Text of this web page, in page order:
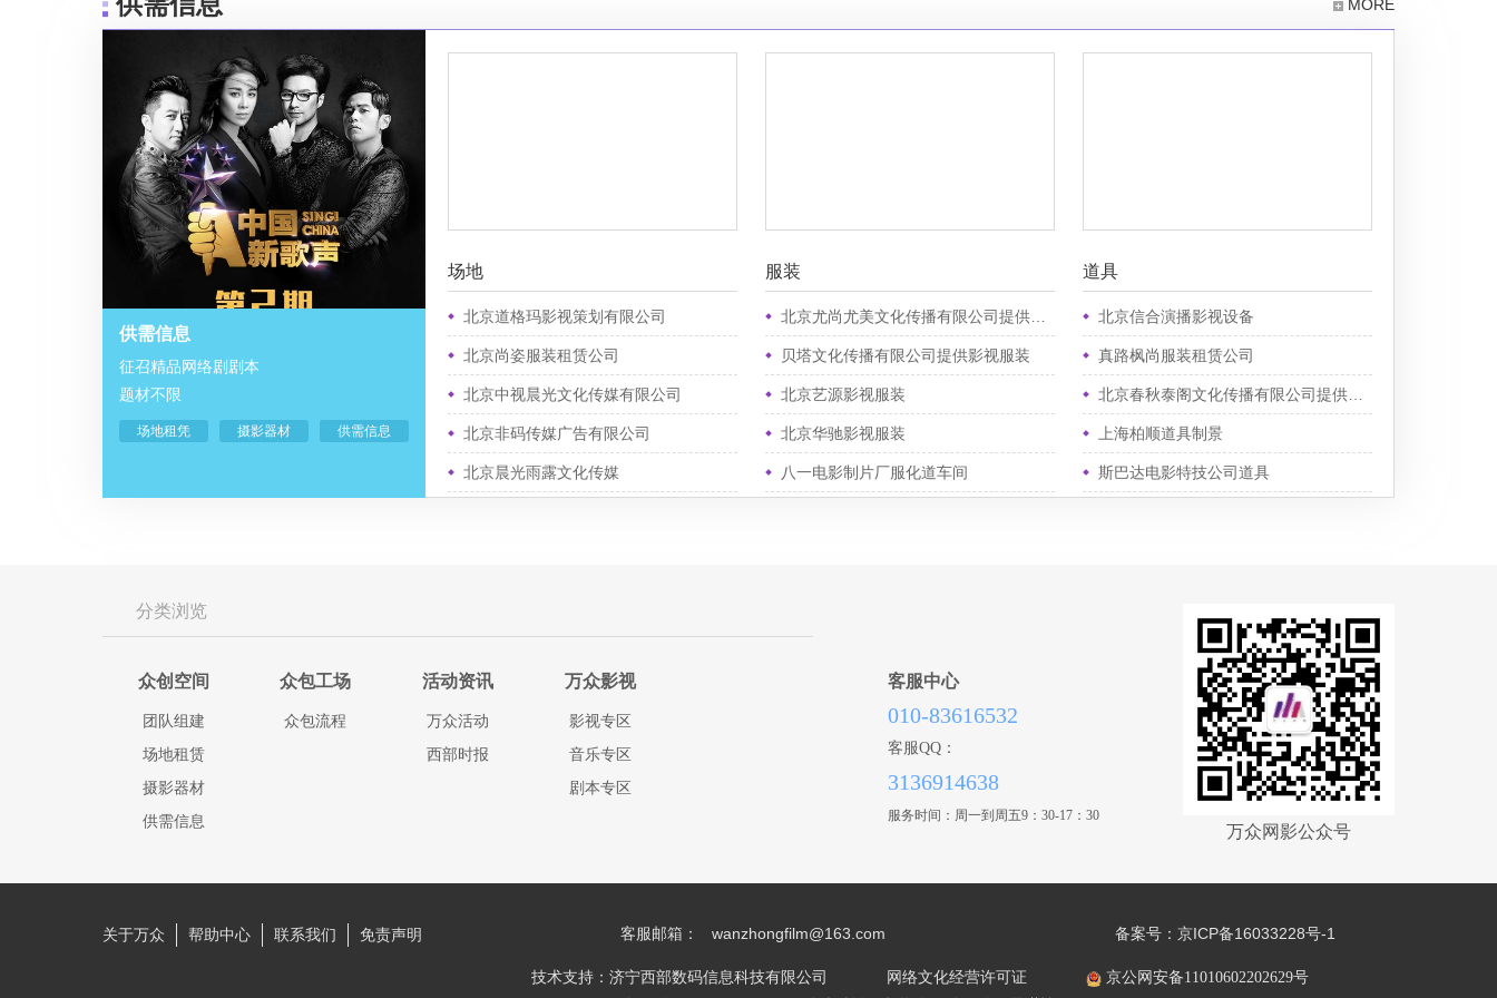
培训费2000元有台词镜
头 漂亮妈妈舞蹈队
入，剧情广告植入。赞
例分成20% 韩丽丽：
27岁，韩副总的侄女未
定培训费2000元有台词
镜头。 吴总监：47
10万元，有台词镜头广
入。赞助资金超过十万
元按照股份比例分成
5%。 支持人：女，
广告植入。赞助资金超
过十万元按照股份比例
分成5%。 韩副总：50
岁，广告公司副总，韩
丽丽的叔叔未定 10万
元，有台词镜头广告植
入，剧情广告植入。赞
助资金超过十万元按照
股份比例分成5%。 评
委1：男 66岁培训费
台词镜头 联系方式微信
系方式16600285382徐
MORE
供需信息
征召精品网络剧剧本
题材不限
场地租凭 摄影器材 供需信息
场地
北京道格玛影视策划有限公司
北京尚姿服装租赁公司
北京中视晨光文化传媒有限公司
北京非码传媒广告有限公司
北京晨光雨露文化传媒
服装
北京尤尚尤美文化传播有限公司提供影视服装
贝塔文化传播有限公司提供影视服装
北京艺源影视服装
北京华驰影视服装
八一电影制片厂服化道车间
镇江金霓影视服饰道具工艺厂提供影视服装
上海弘如服装租赁公司
杭州戏谷服装租赁有限公司
道具
北京信合演播影视设备
真路枫尚服装租赁公司
北京春秋泰阁文化传播有限公司提供道具
上海柏顺道具制景
斯巴达电影特技公司道具
哈尔滨气球小镇工作室~专注气球装饰布景我们更专业哦~
哈尔滨气球小镇工作室~专注气球装饰布景我们更专业哦~
聊城古辕影视道具有限公司
西安麦草香电影工作室
上海胜强影视基地有限公司提供道具
全视律影承接影视提供道具
分类浏览
众创空间
团队组建
场地租赁
摄影器材
供需信息
众包工场
众包流程
活动资讯
万众活动
西部时报
万众影视
影视专区
音乐专区
剧本专区
万众网影公众号
客服中心
010-83616532
客服QQ：
3136914638
服务时间：周一到周五9：30-17：30
关于万众 帮助中心 联系我们 免责声明 客服邮箱： wanzhongfilm@163.com 备案号： 京ICP备16033228号-1
技术支持：济宁西部数码信息科技有限公司 网络文化经营许可证 京公网安备11010602202629号